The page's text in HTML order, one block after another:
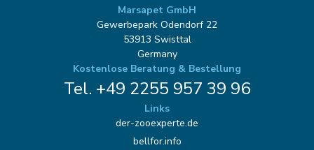
Marsapet GmbH
Gewerbepark Odendorf 22
53913 Swisttal
Germany
Kostenlose Beratung & Bestellung
Tel. +49 2255 957 39 96
Links
der-zooexperte.de
bellfor.info